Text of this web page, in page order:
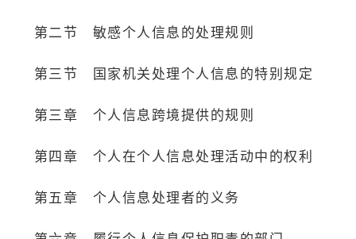
第二节 敏感个人信息的处理规则
第三节 国家机关处理个人信息的特别规定
第三章 个人信息跨境提供的规则
第四章 个人在个人信息处理活动中的权利
第五章 个人信息处理者的义务